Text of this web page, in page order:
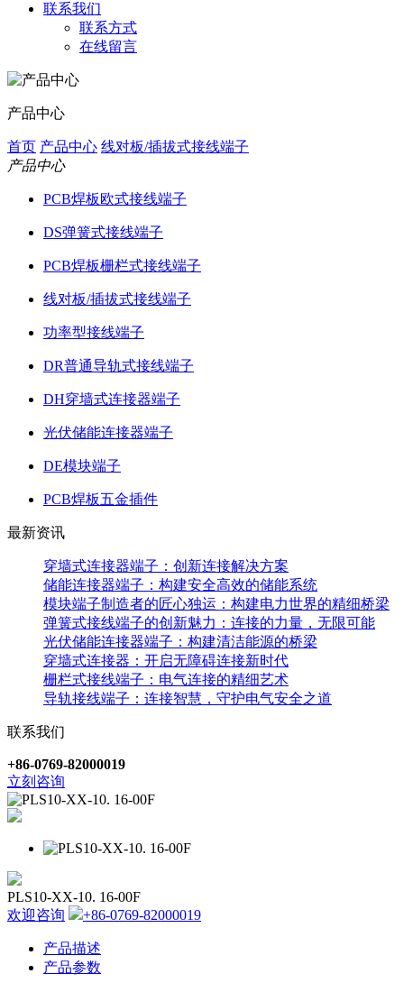
联系我们
联系方式
在线留言
产品中心
首页 产品中心 线对板/插拔式接线端子
产品中心
PCB焊板欧式接线端子
DS弹簧式接线端子
PCB焊板栅栏式接线端子
线对板/插拔式接线端子
功率型接线端子
DR普通导轨式接线端子
DH穿墙式连接器端子
光伏储能连接器端子
DE模块端子
PCB焊板五金插件
最新资讯
穿墙式连接器端子：创新连接解决方案
储能连接器端子：构建安全高效的储能系统
模块端子制造者的匠心独运：构建电力世界的精细桥梁
弹簧式接线端子的创新魅力：连接的力量，无限可能
光伏储能连接器端子：构建清洁能源的桥梁
穿墙式连接器：开启无障碍连接新时代
栅栏式接线端子：电气连接的精细艺术
导轨接线端子：连接智慧，守护电气安全之道
联系我们
+86-0769-82000019
立刻咨询
PLS10-XX-10. 16-00F
欢迎咨询
+86-0769-82000019
产品描述
产品参数